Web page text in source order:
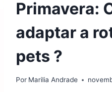
Primavera:
adaptar a
pets ?
Por Marilia Andrade